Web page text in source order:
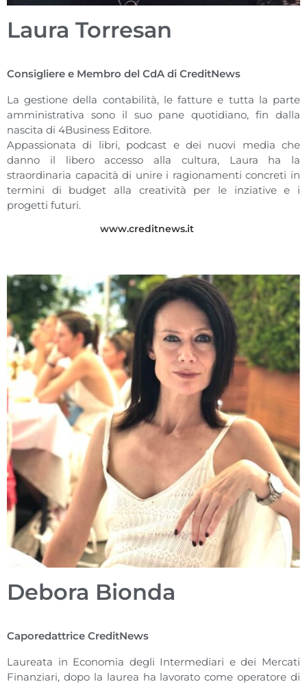
Laura Torresan
Consigliere e Membro del CdA di CreditNews
La gestione della contabilità, le fatture e tutta la parte
amministrativa sono il suo pane quotidiano, fin dalla
nascita di 4Business Editore.
Appassionata di libri, podcast e dei nuovi media che
danno il libero accesso alla cultura, Laura ha la
straordinaria capacità di unire i ragionamenti concreti in
termini di budget alla creatività per le inziative e i
progetti futuri.
www.creditnews.it
Debora Bionda
Caporedattrice CreditNews
Laureata in Economia degli Intermediari e dei Mercati
Finanziari, dopo la laurea ha lavorato come operatore di